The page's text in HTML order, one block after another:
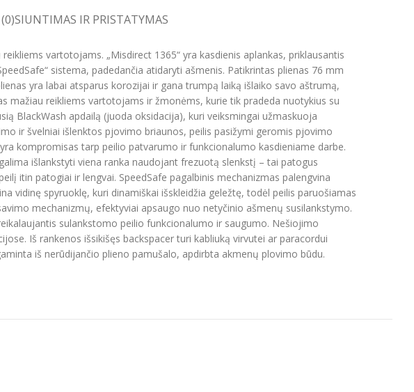
SIUNTIMAS IR PRISTATYMAS
vartotojams. „Misdirect 1365“ yra kasdienis aplankas, priklausantis
sistema, padedančia atidaryti ašmenis. Patikrintas plienas 76 mm
yra labai atsparus korozijai ir gana trumpą laiką išlaiko savo aštrumą,
mažiau reikliems vartotojams ir žmonėms, kurie tik pradeda nuotykius su
BlackWash apdailą (juoda oksidacija), kuri veiksmingai užmaskuoja
ir švelniai išlenktos pjovimo briaunos, peilis pasižymi geromis pjovimo
kompromisas tarp peilio patvarumo ir funkcionalumo kasdieniame darbe.
išlankstyti viena ranka naudojant frezuotą slenkstį – tai patogus
itin patogiai ir lengvai. SpeedSafe pagalbinis mechanizmas palengvina
vidinę spyruoklę, kuri dinamiškai išskleidžia geležtę, todėl peilis paruošiamas
mechanizmų, efektyviai apsaugo nuo netyčinio ašmenų susilankstymo.
sulankstomo peilio funkcionalumo ir saugumo. Nešiojimo
Iš rankenos išsikišęs backspacer turi kabliuką virvutei ar paracordui
iš nerūdijančio plieno pamušalo, apdirbta akmenų plovimo būdu.